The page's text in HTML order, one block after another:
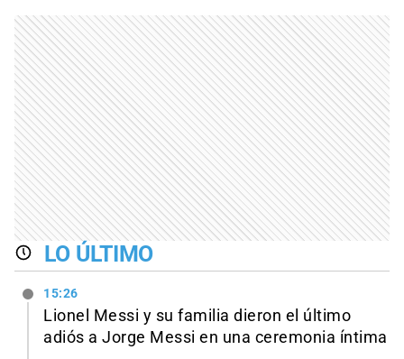
LO ÚLTIMO
15:26
Lionel Messi y su familia dieron el último
adiós a Jorge Messi en una ceremonia íntima